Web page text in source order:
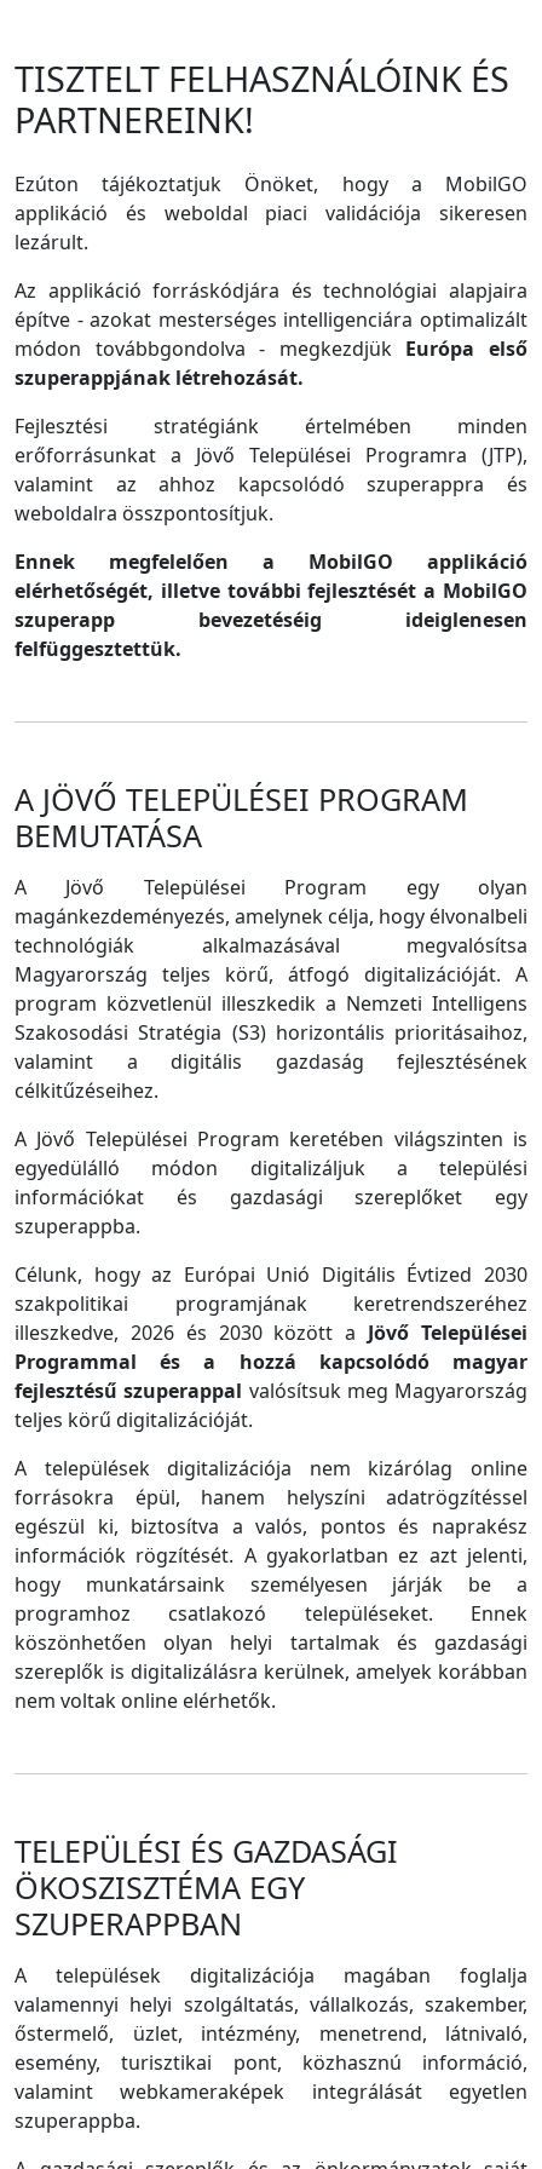
TISZTELT FELHASZNÁLÓINK ÉS
PARTNEREINK!
Ezúton tájékoztatjuk Önöket, hogy a MobilGO
applikáció és weboldal piaci validációja sikeresen
lezárult.
Az applikáció forráskódjára és technológiai alapjaira
építve - azokat mesterséges intelligenciára optimalizált
módon továbbgondolva - megkezdjük Európa első
szuperappjának létrehozását.
Fejlesztési stratégiánk értelmében minden
erőforrásunkat a Jövő Települései Programra (JTP),
valamint az ahhoz kapcsolódó szuperappra és
weboldalra összpontosítjuk.
Ennek megfelelően a MobilGO applikáció
elérhetőségét, illetve további fejlesztését a MobilGO
szuperapp bevezetéséig ideiglenesen
felfüggesztettük.
A JÖVŐ TELEPÜLÉSEI PROGRAM
BEMUTATÁSA
A Jövő Települései Program egy olyan
magánkezdeményezés, amelynek célja, hogy élvonalbeli
technológiák alkalmazásával megvalósítsa
Magyarország teljes körű, átfogó digitalizációját. A
program közvetlenül illeszkedik a Nemzeti Intelligens
Szakosodási Stratégia (S3) horizontális prioritásaihoz,
valamint a digitális gazdaság fejlesztésének
célkitűzéseihez.
A Jövő Települései Program keretében világszinten is
egyedülálló módon digitalizáljuk a települési
információkat és gazdasági szereplőket egy
szuperappba.
Célunk, hogy az Európai Unió Digitális Évtized 2030
szakpolitikai programjának keretrendszeréhez
illeszkedve, 2026 és 2030 között a Jövő Települései
Programmal és a hozzá kapcsolódó magyar
fejlesztésű szuperappal valósítsuk meg Magyarország
teljes körű digitalizációját.
A települések digitalizációja nem kizárólag online
forrásokra épül, hanem helyszíni adatrögzítéssel
egészül ki, biztosítva a valós, pontos és naprakész
információk rögzítését. A gyakorlatban ez azt jelenti,
hogy munkatársaink személyesen járják be a
programhoz csatlakozó településeket. Ennek
köszönhetően olyan helyi tartalmak és gazdasági
szereplők is digitalizálásra kerülnek, amelyek korábban
nem voltak online elérhetők.
TELEPÜLÉSI ÉS GAZDASÁGI
ÖKOSZISZTÉMA EGY
SZUPERAPPBAN
A települések digitalizációja magában foglalja
valamennyi helyi szolgáltatás, vállalkozás, szakember,
őstermelő, üzlet, intézmény, menetrend, látnivaló,
esemény, turisztikai pont, közhasznú információ,
valamint webkameraképek integrálását egyetlen
szuperappba.